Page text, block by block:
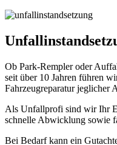
Ob Park-Rempler oder
seit über 10 Jahren führen
Fahrzeugreparatur jeglicher
Als Unfallprofi sind wir Ihr
schnelle Abwicklung sowie
Bei Bedarf kann ein